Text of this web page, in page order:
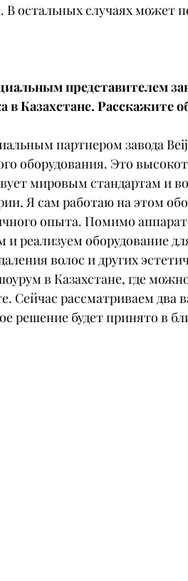
В остальных случаях может
представителем
в Казахстане. Расскажите
партнером завода
оборудования. Это
мировым стандартам и
Я сам работаю на этом
опыта. Помимо
реализуем оборудование
волос и других
в Казахстане, где
Сейчас рассматриваем
решение будет принято в